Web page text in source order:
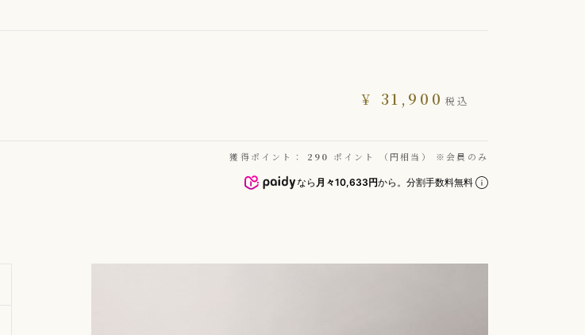
¥ 31,900 税込
獲得ポイント： 290 ポイント （円相当） ※会員のみ
なら 月々10,633円から。分割手数料無料